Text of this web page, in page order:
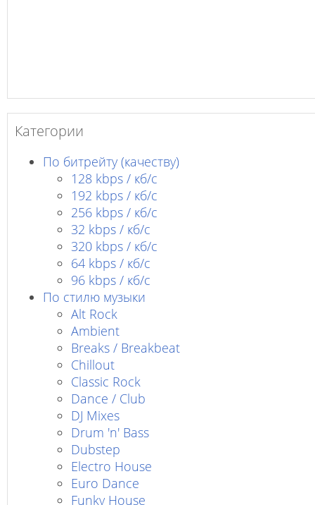
Категории
По битрейту (качеству)
128 kbps / кб/c
192 kbps / кб/c
256 kbps / кб/с
32 kbps / кб/c
320 kbps / кб/с
64 kbps / кб/c
96 kbps / кб/c
По стилю музыки
Alt Rock
Ambient
Breaks / Breakbeat
Chillout
Classic Rock
Dance / Club
DJ Mixes
Drum 'n' Bass
Dubstep
Electro House
Euro Dance
Funky House